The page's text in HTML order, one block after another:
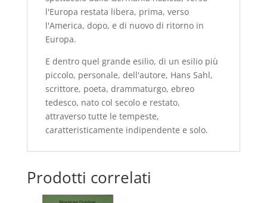
l'Europa restata libera, prima, verso
l'America, dopo, e di nuovo di ritorno in
Europa.
E dentro quel grande esilio, di un esilio più
piccolo, personale, dell'autore, Hans Sahl,
scrittore, poeta, drammaturgo, ebreo
tedesco, nato col secolo e restato,
attraverso tutte le tempeste,
caratteristicamente indipendente e solo.
Prodotti correlati